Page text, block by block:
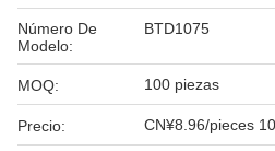
Número De
Modelo:
BTD1075
MOQ: 100 piezas
Precio: CN¥8.96/pieces